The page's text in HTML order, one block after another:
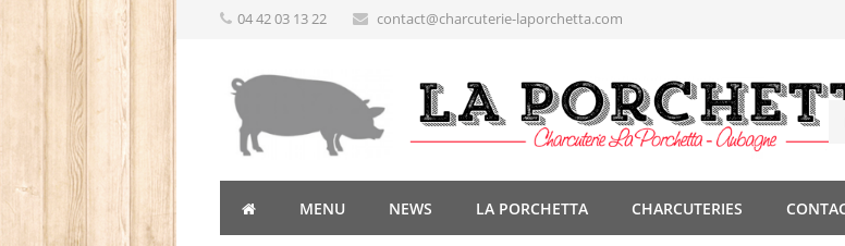
04 42 03 13 22 contact@charcuterie-laporchetta.com
MENU NEWS LA PORCHETTA CHARCUTERIES